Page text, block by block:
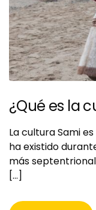
¿Qué es la
La cultura Sami
ha existido
más
[…]